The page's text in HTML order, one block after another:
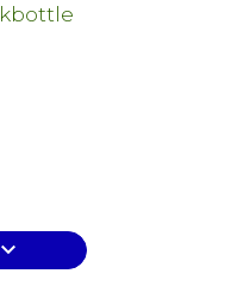
keyboard_arrow_down